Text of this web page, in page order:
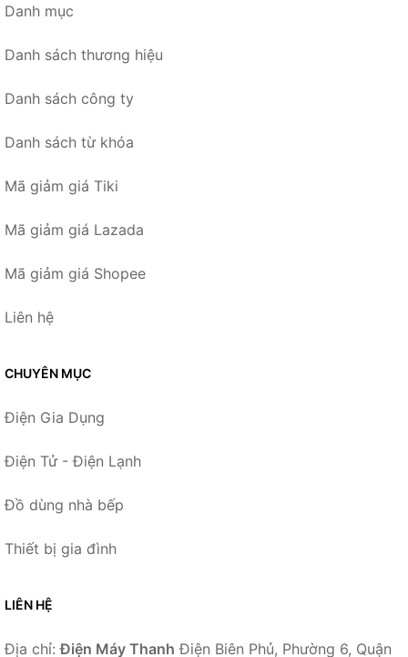
Danh mục
Danh sách thương hiệu
Danh sách công ty
Danh sách từ khóa
Mã giảm giá Tiki
Mã giảm giá Lazada
Mã giảm giá Shopee
Liên hệ
CHUYÊN MỤC
Điện Gia Dụng
Điện Tử - Điện Lạnh
Đồ dùng nhà bếp
Thiết bị gia đình
LIÊN HỆ
Địa chỉ:Điện Máy Thanh Điện Biên Phủ, Phường 6, Quận